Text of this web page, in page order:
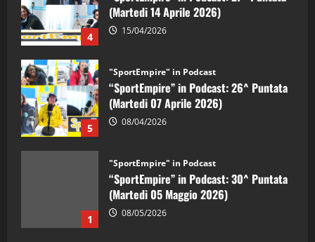
4
(Martedi 14 Aprile 2026)
15/04/2026
5
"SportEmpire" in Podcast
“SportEmpire” in Podcast: 26^ Puntata
(Martedi 07 Aprile 2026)
08/04/2026
1
"SportEmpire" in Podcast
“SportEmpire” in Podcast: 30^ Puntata
(Martedi 05 Maggio 2026)
08/05/2026